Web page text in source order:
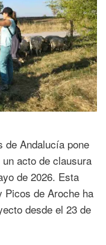
de Andalucía pone
acto de clausura
de 2026. Esta
Picos de Aroche ha
desde el 23 de